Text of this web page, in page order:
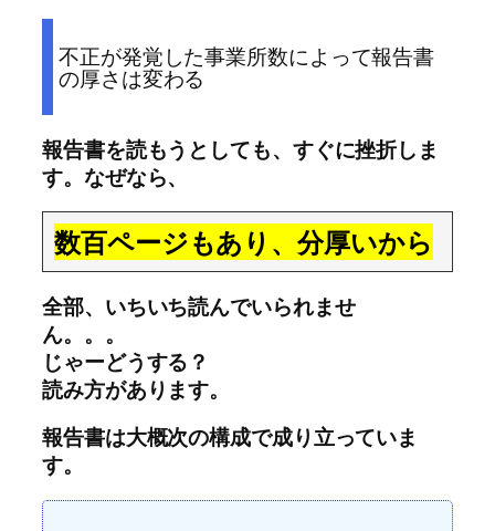
不正が発覚した事業所数によって報告書
の厚さは変わる
報告書を読もうとしても、すぐに挫折しま
す。なぜなら、
数百ページもあり、分厚いから
全部、いちいち読んでいられませ
ん。。。
じゃーどうする？
読み方があります。
報告書は大概次の構成で成り立っていま
す。